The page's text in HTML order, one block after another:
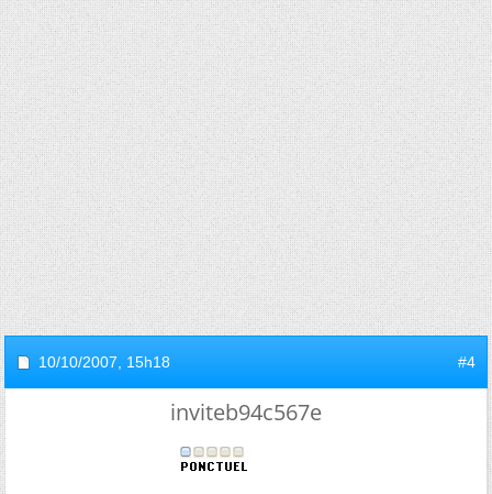
10/10/2007, 15h18 #4
inviteb94c567e